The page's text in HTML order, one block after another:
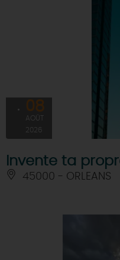
08
AOÛT
2026
Invente ta
45000 - ORLEANS